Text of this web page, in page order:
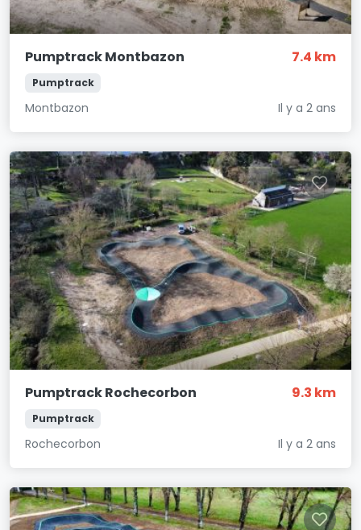
Pumptrack Montbazon 7.4 km
Pumptrack
Montbazon Il y a 2 ans
Pumptrack Rochecorbon 9.3 km
Pumptrack
Rochecorbon Il y a 2 ans